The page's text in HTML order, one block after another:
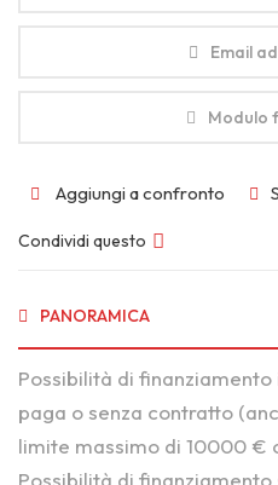
Email
Modulo
Aggiungi a confronto
Condividi questo
PANORAMICA
Possibilità di
paga o senza contratto
limite massimo di 10000 €
Possibilità di